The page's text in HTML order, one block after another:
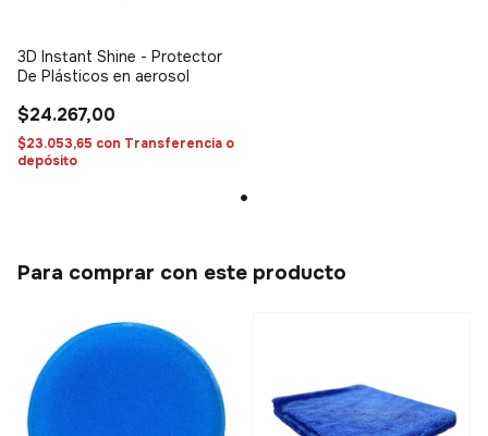
3D Instant Shine - Protector
De Plásticos en aerosol
$24.267,00
$23.053,65 con Transferencia o
depósito
Para comprar con este producto